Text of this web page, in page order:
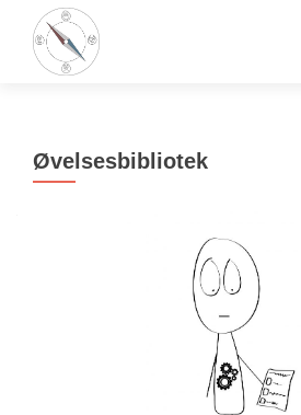
Øvelsesbibliotek